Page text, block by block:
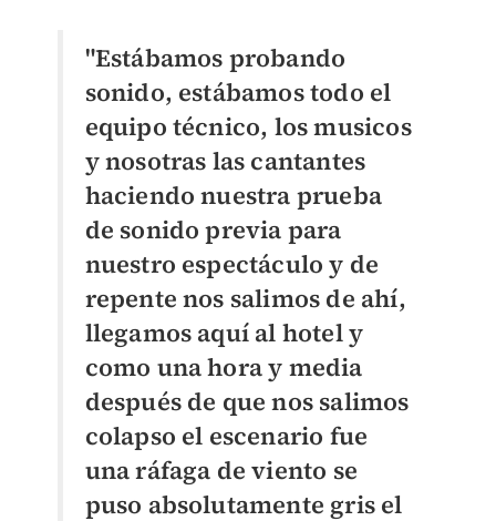
"Estábamos probando
sonido, estábamos todo el
equipo técnico, los musicos
y nosotras las cantantes
haciendo nuestra prueba
de sonido previa para
nuestro espectáculo y de
repente nos salimos de ahí,
llegamos aquí al hotel y
como una hora y media
después de que nos salimos
colapso el escenario fue
una ráfaga de viento se
puso absolutamente gris el